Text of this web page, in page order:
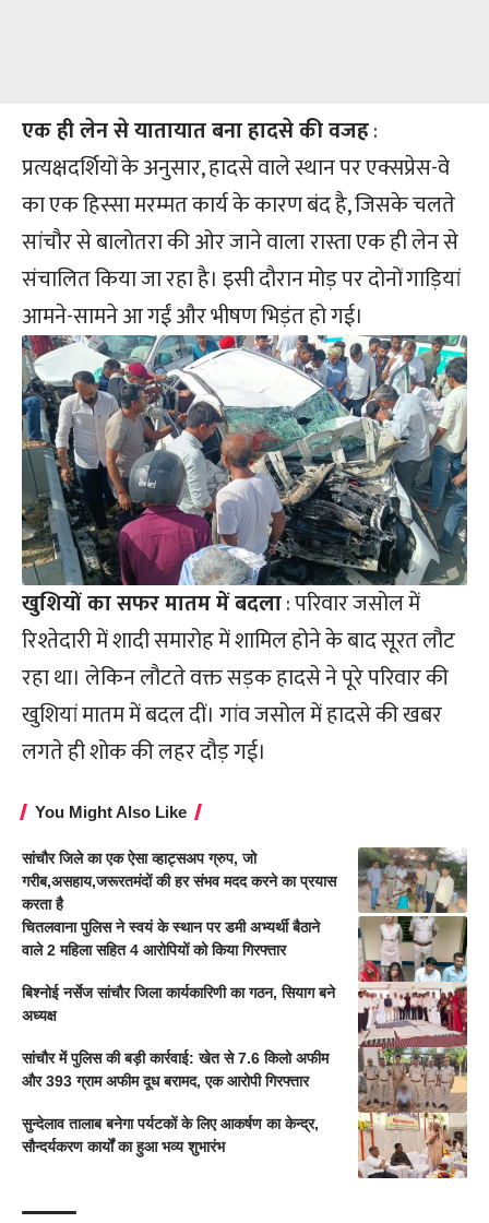
एक ही लेन से यातायात बना हादसे की वजह:
प्रत्यक्षदर्शियों के अनुसार, हादसे वाले स्थान पर एक्सप्रेस-वे
का एक हिस्सा मरम्मत कार्य के कारण बंद है, जिसके चलते
सांचौर से बालोतरा की ओर जाने वालारास्ता एक ही लेन से
संचालित किया जा रहा है। इसी दौरान मोड़ पर दोनों गाड़ियां
आमने-सामने आ गईं और भीषण भिड़ंत हो गई।
खुशियों का सफर मातम में बदला: परिवार जसोल में
रिश्तेदारी में शादी समारोह में शामिल होने के बाद सूरत लौट
रहा था। लेकिन लौटते वक्त सड़क हादसे ने पूरे परिवार की
खुशियां मातम में बदल दीं। गांव जसोल में हादसे की खबर
लगते ही शोक की लहर दौड़ गई।
You Might Also Like
सांचौर जिले का एक ऐसा व्हाट्सअप ग्रुप, जो
गरीब,असहाय,जरूरतमंदों की हर संभव मदद करने का प्रयास
करता है
चितलवाना पुलिस ने स्वयं के स्थान पर डमी अभ्यर्थी बैठाने
वाले 2 महिला सहित 4 आरोपियों को किया गिरफ्तार
बिश्नोई नर्सेज सांचौर जिला कार्यकारिणी का गठन, सियाग बने
अध्यक्ष
सांचौर में पुलिस की बड़ी कार्रवाई: खेत से 7.6 किलो अफीम
और 393 ग्राम अफीम दूध बरामद, एक आरोपी गिरफ्तार
सुन्देलाव तालाब बनेगा पर्यटकों के लिए आकर्षण का केन्द्र,
सौन्दर्यकरण कार्यों का हुआ भव्य शुभारंभ